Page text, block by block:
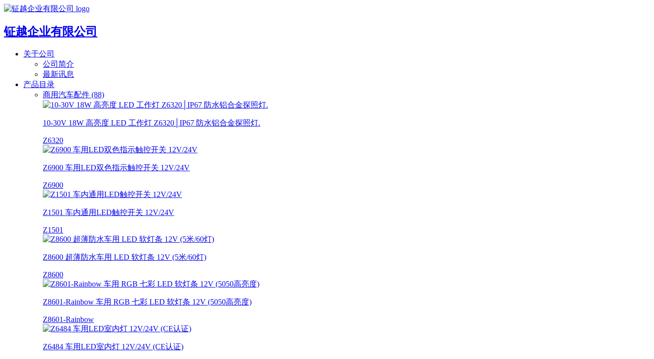
钲越企业有限公司
关于公司
公司简介
最新讯息
产品目录
商用汽车配件 (88)
10-30V 18W 高亮度 LED 工作灯 Z6320│IP67 防水铝合金探照灯.
Z6320
Z6900 车用LED双色指示触控开关 12V/24V
Z6900
Z1501 车内通用LED触控开关 12V/24V
Z1501
Z8600 超薄防水车用 LED 软灯条 12V (5米/60灯)
Z8600
Z8601-Rainbow 车用 RGB 七彩 LED 软灯条 12V (5050高亮度)
Z8601-Rainbow
Z6484 车用LED室内灯 12V/24V (CE认证)